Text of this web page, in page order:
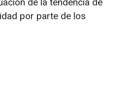
por parte de los